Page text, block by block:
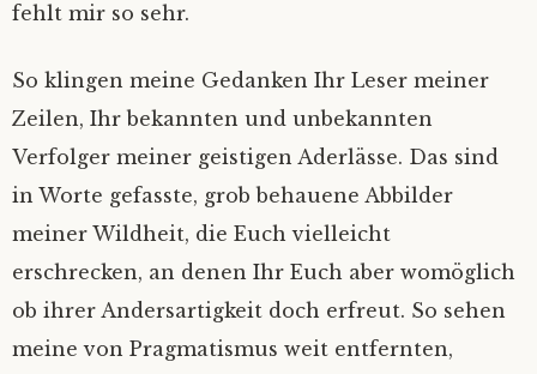
fehlt mir so sehr.
So klingen meine Gedanken Ihr Leser meiner
Zeilen, Ihr bekannten und unbekannten
Verfolger meiner geistigen Aderlässe. Das sind
in Worte gefasste, grob behauene Abbilder
meiner Wildheit, die Euch vielleicht
erschrecken, an denen Ihr Euch aber womöglich
ob ihrer Andersartigkeit doch erfreut. So sehen
meine von Pragmatismus weit entfernten,